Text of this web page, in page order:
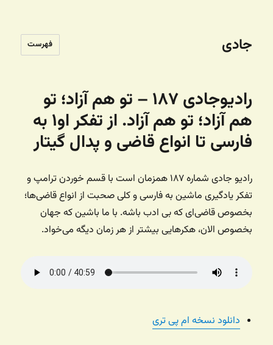
جادی فهرست
رادیوجادی ۱۸۷ – تو هم آزاد؛ تو
هم آزاد؛ تو هم آزاد. از تفکر او۱ به
فارسی تا انواع قاضی و پدال گیتار
رادیو جادی شماره ۱۸۷ همزمان است با قسم خوردن ترامپ و
تفکر یادگیری ماشین به فارسی و کلی صحبت از انواع قاضی‌ها؛
بخصوص قاضی‌ای که بی ادب باشه. با ما باشین که جهان
بخصوص الان، هکرهایی بیشتر از هر زمان دیگه می‌خواد.
دانلود نسخه ام پی تری